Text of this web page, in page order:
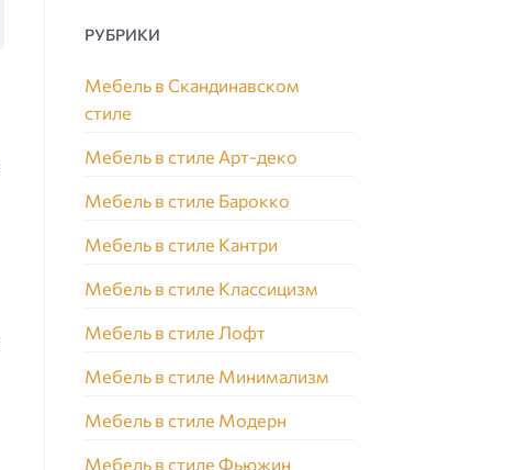
РУБРИКИ
Мебель в Скандинавском
стиле
Мебель в стиле Арт-деко
Мебель в стиле Барокко
Мебель в стиле Кантри
Мебель в стиле Классицизм
Мебель в стиле Лофт
Мебель в стиле Минимализм
Мебель в стиле Модерн
Мебель в стиле Фьюжин